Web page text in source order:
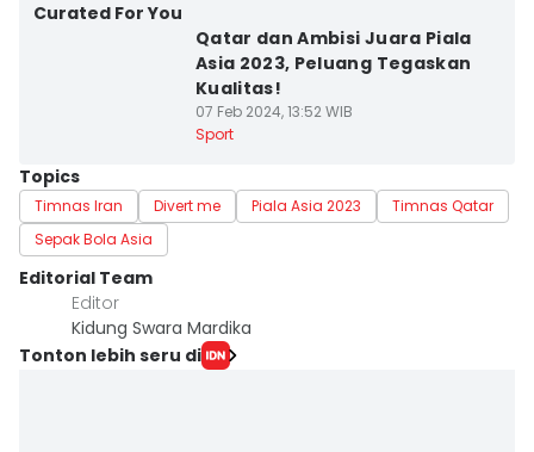
Curated For You
Qatar dan Ambisi Juara Piala
Asia 2023, Peluang Tegaskan
Kualitas!
07 Feb 2024, 13:52 WIB
Sport
Topics
Timnas Iran Divert me Piala Asia 2023
Timnas Qatar
Sepak Bola Asia
Editorial Team
Editor
Kidung Swara Mardika
Tonton lebih seru di